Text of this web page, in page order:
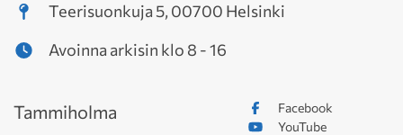
Teerisuonkuja 5, 00700 Helsinki
Avoinna arkisin klo 8 - 16
Facebook
YouTube
Tammiholma